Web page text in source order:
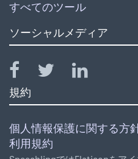
すべてのツール
ソーシャルメディア
規約
個人情報保護に関する方
利用規約